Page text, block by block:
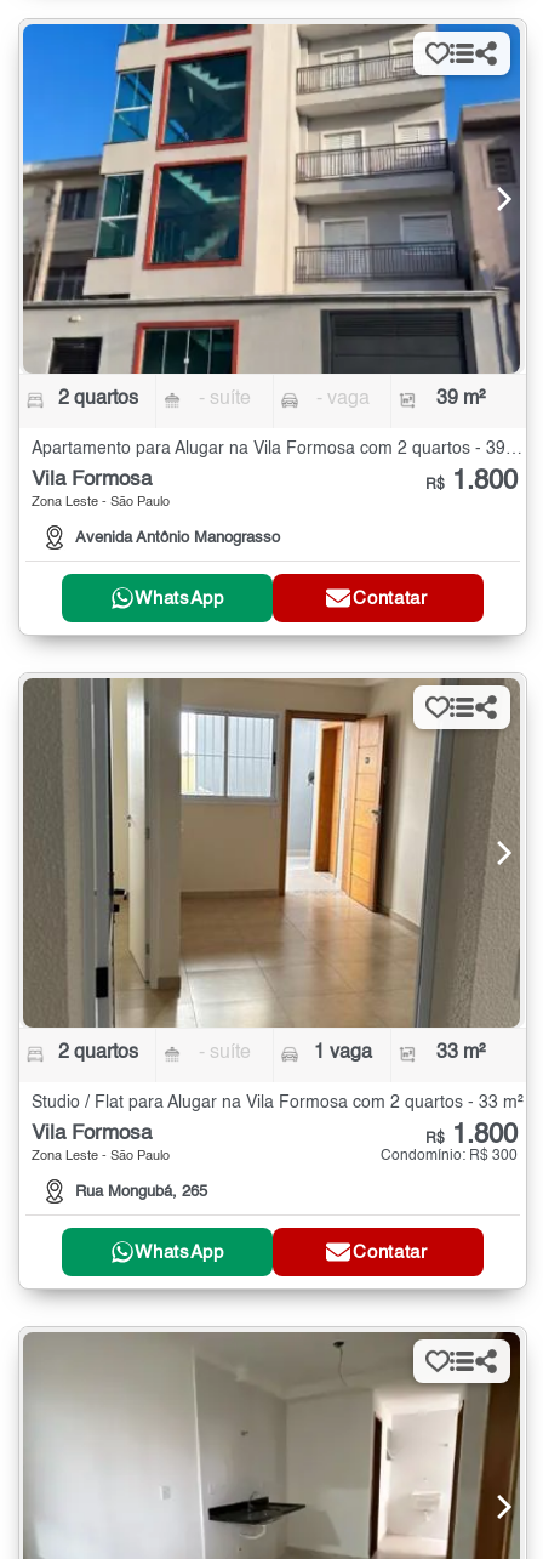
2 quartos - suíte - vaga 39 m²
Apartamento para Alugar na Vila Formosa com 2 quartos - 39 m²
Vila Formosa
Zona Leste - São Paulo
Avenida Antônio Manograsso
R$ 1.800
WhatsApp Contatar
2 quartos - suíte 1 vaga 33 m²
Studio / Flat para Alugar na Vila Formosa com 2 quartos - 33 m²
Vila Formosa
Zona Leste - São Paulo
Rua Mongubá, 265
R$ 1.800
Condomínio: R$ 300
WhatsApp Contatar